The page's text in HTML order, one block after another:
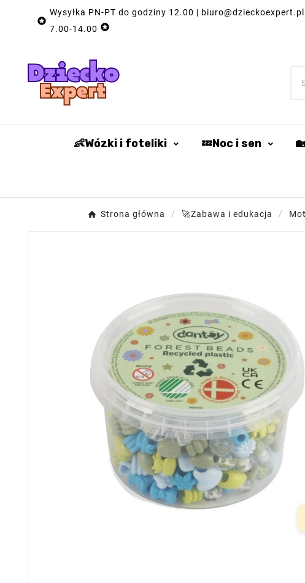

Wysyłka PN-PT do godziny 12.00 |
7.00-14.00 
👶Wózki i foteliki 💤Noc i sen
Strona główna 🚀Zabawa i edukacja